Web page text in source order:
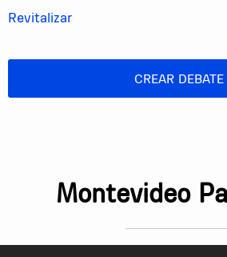
Revitalizar
CREAR DEBATE
Montevideo